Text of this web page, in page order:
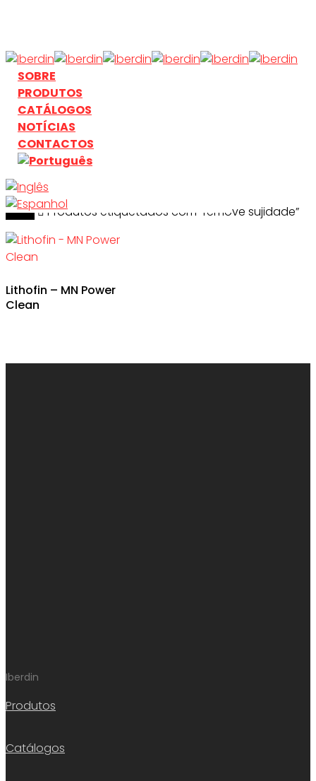
main
content
search
Menu
SOBRE
PRODUTOS
CATÁLOGOS
NOTÍCIAS
CONTACTOS
search
Início Produtos etiquetados com “remove sujidade”
Lithofin – MN Power
Clean
Iberdin
Produtos
Catálogos